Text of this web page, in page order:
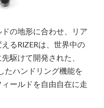
の地形に合わせ、リア
るRIZERは、世界中の
駆けて開発された、
たハンドリング機能を
ールドを自由自在に走